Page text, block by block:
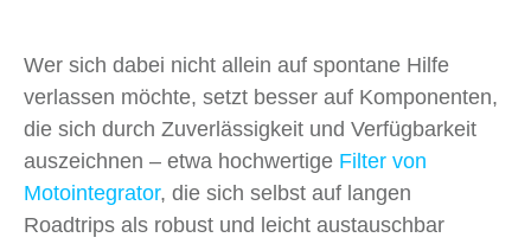
Wer sich dabei nicht allein auf spontane Hilfe
verlassen möchte, setzt besser auf Komponenten,
die sich durch Zuverlässigkeit und Verfügbarkeit
auszeichnen – etwa hochwertige Filter von
Motointegrator, die sich selbst auf langen
Roadtrips als robust und leicht austauschbar